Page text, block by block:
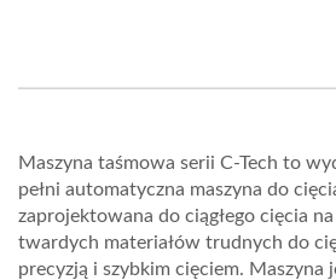
Maszyna taśmowa serii C-Tech to
pełni automatyczna maszyna do
zaprojektowana do ciągłego cięcia
twardych materiałów trudnych do
precyzją i szybkim cięciem. Maszyna